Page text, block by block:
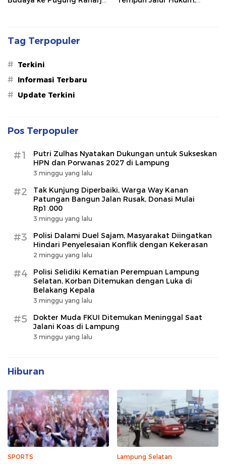
Tag Terpopuler
# Terkini
# Informasi Terbaru
# Update Terkini
Pos Terpopuler
#1
Putri Zulhas Nyatakan Dukungan untuk Sukseskan
HPN dan Porwanas 2027 di Lampung
3 minggu yang lalu
#2
Tak Kunjung Diperbaiki, Warga Way Kanan
Patungan Bangun Jalan Rusak, Donasi Mulai
Rp1.000
3 minggu yang lalu
#3
Polisi Dalami Duel Sajam, Masyarakat Diingatkan
Hindari Penyelesaian Konflik dengan Kekerasan
2 minggu yang lalu
#4
Polisi Selidiki Kematian Perempuan Lampung
Selatan, Korban Ditemukan dengan Luka di
Belakang Kepala
3 minggu yang lalu
#5
Dokter Muda FKUI Ditemukan Meninggal Saat
Jalani Koas di Lampung
3 minggu yang lalu
Hiburan
SPORTS Lampung Selatan